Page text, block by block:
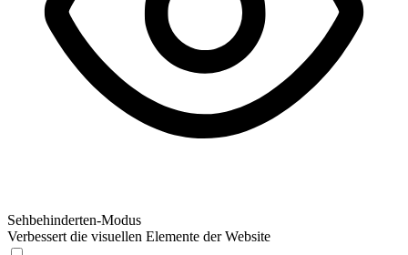
Sehbehinderten-Modus
Verbessert die visuellen Elemente der Website